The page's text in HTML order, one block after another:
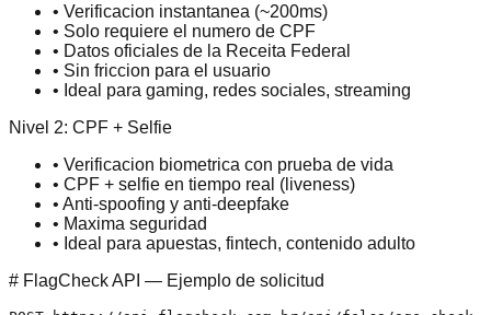
• Verificacion instantanea (~200ms)
• Solo requiere el numero de CPF
• Datos oficiales de la Receita Federal
• Sin friccion para el usuario
• Ideal para gaming, redes sociales, streaming
Nivel 2: CPF + Selfie
• Verificacion biometrica con prueba de vida
• CPF + selfie en tiempo real (liveness)
• Anti-spoofing y anti-deepfake
• Maxima seguridad
• Ideal para apuestas, fintech, contenido adulto
# FlagCheck API — Ejemplo de solicitud